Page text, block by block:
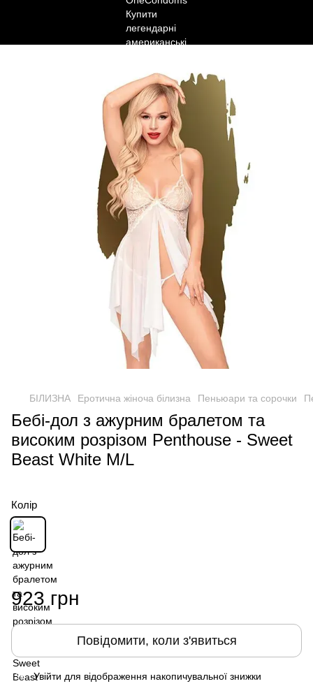
БІЛИЗНА Еротична жіноча білизна Пеньюари та сорочки
Бебі-дол з ажурним бралетом та
високим розрізом Penthouse - Sweet
Beast White M/L
Колір
923 грн
Повідомити, коли з'явиться
% Увійти для відображення накопичувальної знижки